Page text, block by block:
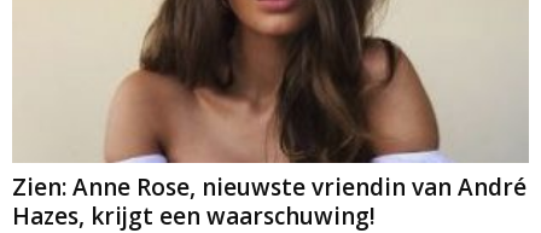
Zien: Anne Rose, nieuwste vriendin van André
Hazes, krijgt een waarschuwing!